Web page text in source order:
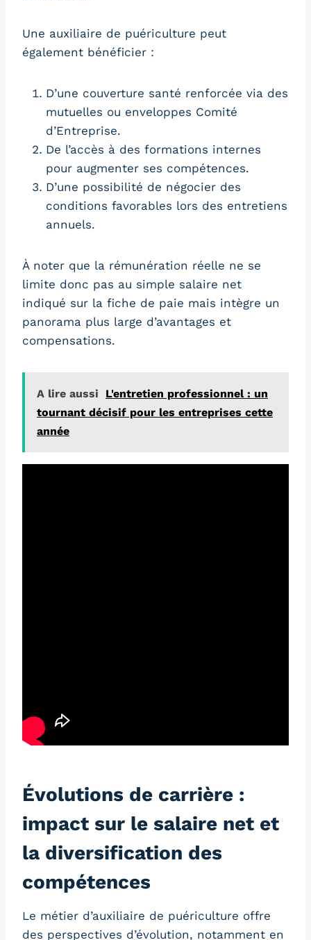
Une auxiliaire de puériculture peut
également bénéficier :
D’une couverture santé renforcée via des
mutuelles ou enveloppes Comité
d’Entreprise.
De l’accès à des formations internes
pour augmenter ses compétences.
D’une possibilité de négocier des
conditions favorables lors des entretiens
annuels.
À noter que la rémunération réelle ne se
limite donc pas au simple salaire net
indiqué sur la fiche de paie mais intègre un
panorama plus large d’avantages et
compensations.
A lire aussi
L'entretien professionnel : un
tournant décisif pour les entreprises cette
année
Évolutions de carrière :
impact sur le salaire net et
la diversification des
compétences
Le métier d’auxiliaire de puériculture offre
des perspectives d’évolution, notamment en